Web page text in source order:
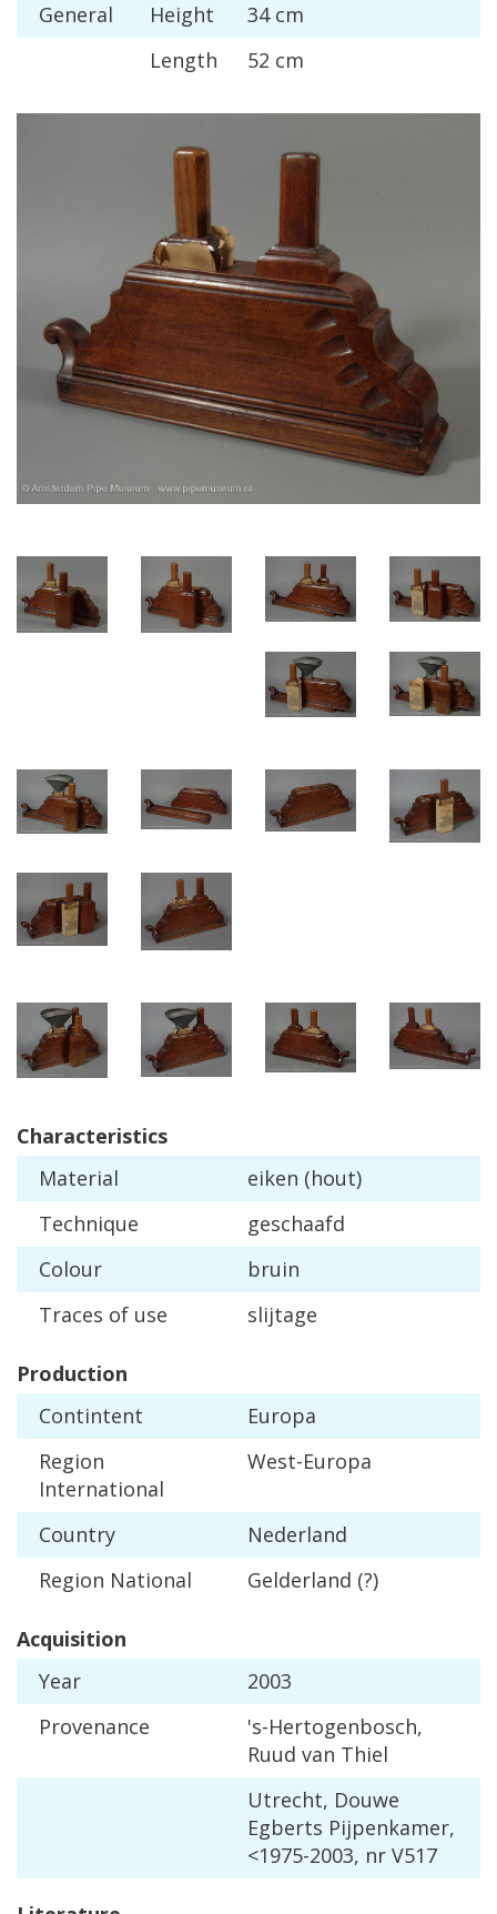
General
Height 34 cm
Length
52 cm
Characteristics
Material
eiken (hout)
Technique
geschaafd
Colour
bruin
Traces of use slijtage
Production
Contintent
Europa
Region
International
West-Europa
Country
Nederland
Region National Gelderland (?)
Acquisition
Year
2003
Provenance
's-Hertogenbosch,
Ruud van Thiel
Utrecht, Douwe
Egberts Pijpenkamer,
<1975-2003, nr V517